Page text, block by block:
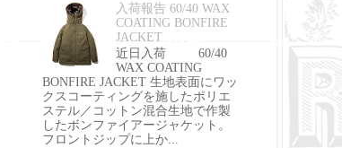
入荷報告 60/40 WAX
COATING BONFIRE
JACKET
近日入荷 60/40
WAX COATING
BONFIRE JACKET 生地表面にワッ
クスコーティングを施したポリエ
ステル／コットン混合生地で作製
したボンファイアージャケット。
フロントジップに上か...